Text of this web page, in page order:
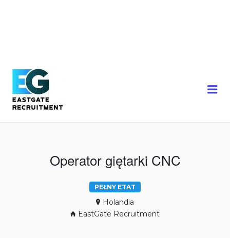
Operator giętarki CNC
PEŁNY ETAT
Holandia
EastGate Recruitment